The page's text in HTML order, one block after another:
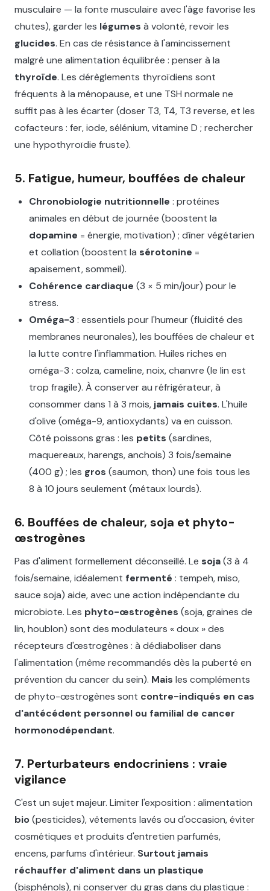
musculaire — la fonte musculaire avec l'âge favorise les
chutes), garder les légumes à volonté, revoir les
glucides. En cas de résistance à l'amincissement
malgré une alimentation équilibrée : penser à la
thyroïde. Les dérèglements thyroïdiens sont
fréquents à la ménopause, et une TSH normale ne
suffit pas à les écarter (doser T3, T4, T3 reverse, et les
cofacteurs : fer, iode, sélénium, vitamine D ; rechercher
une hypothyroïdie fruste).
5. Fatigue, humeur, bouffées de chaleur
Chronobiologie nutritionnelle : protéines
animales en début de journée (boostent la
dopamine = énergie, motivation) ; dîner végétarien
et collation (boostent la sérotonine =
apaisement, sommeil).
Cohérence cardiaque (3 × 5 min/jour) pour le
stress.
Oméga-3: essentiels pour l'humeur (fluidité des
membranes neuronales), les bouffées de chaleur et
la lutte contre l'inflammation. Huiles riches en
oméga-3 : colza, cameline, noix, chanvre (le lin est
trop fragile). À conserver au réfrigérateur, à
consommer dans 1 à 3 mois, jamais cuites. L'huile
d'olive (oméga-9, antioxydants) va en cuisson.
Côté poissons gras : les petits (sardines,
maquereaux, harengs, anchois) 3 fois/semaine
(400 g) ; les gros (saumon, thon) une fois tous les
8 à 10 jours seulement (métaux lourds).
6. Bouffées de chaleur, soja et phyto-
œstrogènes
Pas d'aliment formellement déconseillé. Le soja(3 à 4
fois/semaine, idéalement fermenté : tempeh, miso,
sauce soja) aide, avec une action indépendante du
microbiote. Les phyto-œstrogènes (soja, graines de
lin, houblon) sont des modulateurs « doux » des
récepteurs d'œstrogènes : à dédiaboliser dans
l'alimentation (même recommandés dès la puberté en
prévention du cancer du sein). Mais les compléments
de phyto-œstrogènes sont contre-indiqués en cas
d'antécédent personnel ou familial de cancer
hormonodépendant.
7. Perturbateurs endocriniens : vraie
vigilance
C'est un sujet majeur. Limiter l'exposition : alimentation
bio(pesticides), vêtements lavés ou d'occasion, éviter
cosmétiques et produits d'entretien parfumés,
encens, parfums d'intérieur. Surtout jamais
réchauffer d'aliment dans un plastique
(bisphénols), ni conserver du gras dans du plastique :